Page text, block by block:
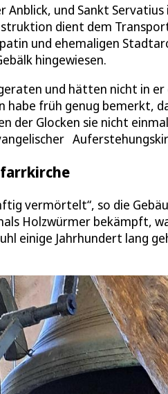
und Sankt
dient dem
und ehemaligen
hingewiesen.
und hätten nicht in
habe früh genug bemerkt,
der Glocken sie nicht
vermörtelt“, so die
Holzwürmer bekämpft,
einige Jahrhundert lang